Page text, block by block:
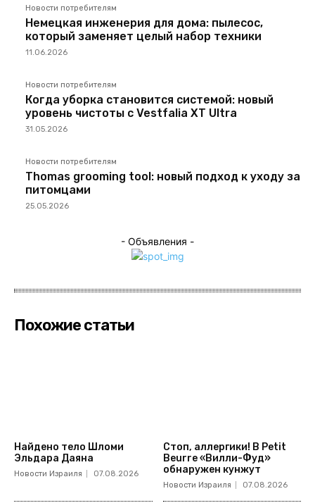
Новости потребителям
Немецкая инженерия для дома: пылесос,
который заменяет целый набор техники
11.06.2026
Новости потребителям
Когда уборка становится системой: новый
уровень чистоты с Vestfalia XT Ultra
31.05.2026
Новости потребителям
Thomas grooming tool: новый подход к уходу за
питомцами
25.05.2026
- Объявления -
Похожие статьи
Найдено тело Шломи
Эльдара Даяна
Новости Израиля 07.08.2026
Стоп, аллергики! В Petit
Beurre «Вилли-Фуд»
обнаружен кунжут
Новости Израиля 07.08.2026